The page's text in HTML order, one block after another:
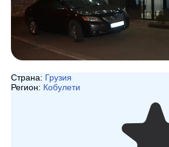
Страна: Грузия
Регион: Кобулети